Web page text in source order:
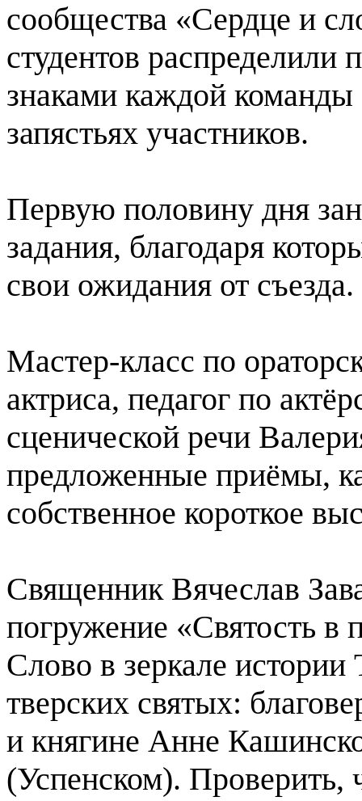
сообщества «Сердце и
студентов
знаками каждой
запястьях участников.
Первую половину дня
задания, благодаря
свои ожидания от съезда.
Мастер-класс по
актриса, педагог по
сценической речи
предложенные приёмы,
собственное короткое
Священник Вячеслав
погружение «Святость в
Слово в зеркале
тверских святых:
и княгине Анне
(Успенском). Проверить,